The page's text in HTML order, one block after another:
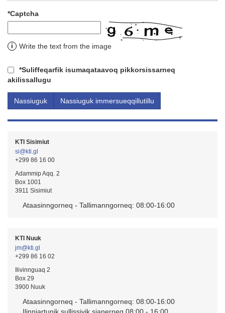
*Captcha
i Write the text from the image
*Suliffeqarfik isumaqataavoq pikkorsissarneq
akilissallugu
KTI Sisimiut
si@kti.gl
+299 86 16 00
Adammip Aqq. 2
Box 1001
3911 Sisimiut
Ataasinngorneq - Tallimanngorneq: 08:00-16:00
KTI Nuuk
jm@kti.gl
+299 86 16 02
Ilivinnguaq 2
Box 29
3900 Nuuk
Ataasinngorneq - Tallimanngorneq: 08:00-16:00